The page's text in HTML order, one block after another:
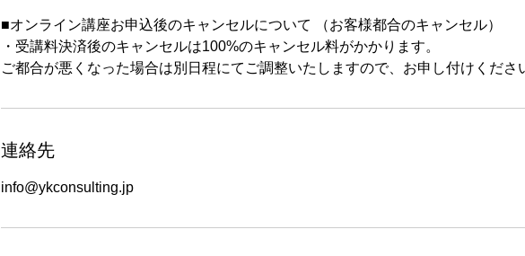
■オンライン講座お申込後のキャンセルについて （お客様都合のキャンセル）
・受講料決済後のキャンセルは100%のキャンセル料がかかります。
ご都合が悪くなった場合は別日程にてご調整いたしますので、お申し付けくださ
連絡先
info@ykconsulting.jp